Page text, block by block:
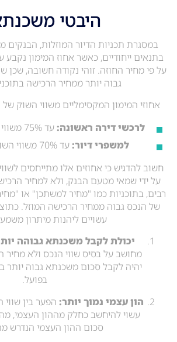
היבטי
במסגרת תכניות הדיור המוזלות, הבנקים
בתנאים ייחודיים, כאשר אחוז המימון נקבע
על פי מחיר החוזה. זוהי נקודה חשובה, שכן
גבוה יותר ממחיר הרכישה
אחוזי המימון המקסימליים משווי השוק
לרכשי דירה ראשונה:עד 75% משווי השוק של הנכס.
למשפרי דיור:עד 70% משווי השוק של הנכס.
חשוב להדגיש כי אחוזים אלו מתייחסים
על ידי שמאי מטעם הבנק, ולא למחיר
רבים, בתוכניות כמו "מחיר למשתכן" או
של הנכס גבוה ממחיר הרכישה המוזל.
עשויים ליהנות מיתרון
יכולת לקבל משכנתא גבוהה
מחושב על בסיס שווי הנכס ולא מחיר
יהיה לקבל סכום משכנתא גבוה יותר
בפועל.
הון עצמי נמוך יותר: הפער בין
עשוי להיחשב כחלק מההון העצמי,
סכום ההון העצמי הנדרש